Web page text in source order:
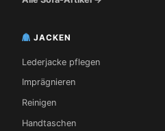
JACKEN
Lederjacke pflegen
Imprägnieren
Reinigen
Handtaschen